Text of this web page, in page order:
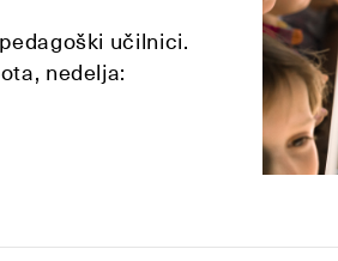
učilnici.
nedelja: